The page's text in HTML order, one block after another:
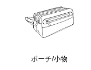
ポーチ/小物